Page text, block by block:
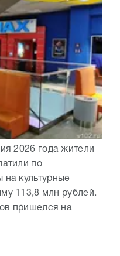
2026 года жители
по
на культурные
113,8 млн рублей.
пришелся на